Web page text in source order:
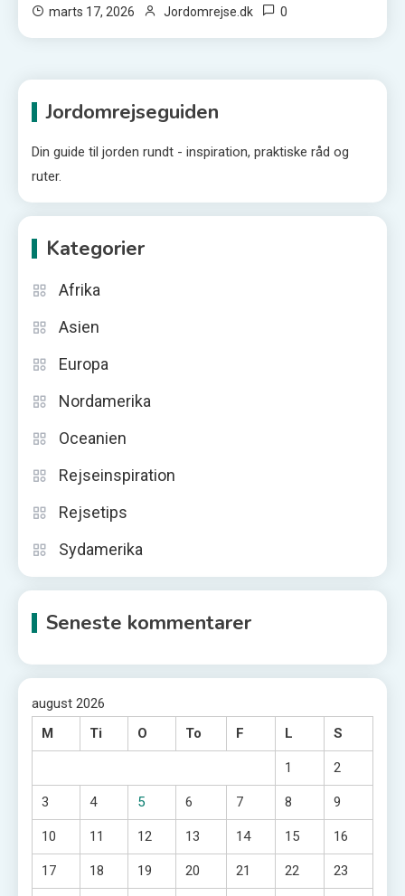
marts 17, 2026 Jordomrejse.dk 0
Jordomrejseguiden
Din guide til jorden rundt - inspiration, praktiske råd og
ruter.
Kategorier
Afrika
Asien
Europa
Nordamerika
Oceanien
Rejseinspiration
Rejsetips
Sydamerika
Seneste kommentarer
august 2026
M
Ti O To F L S
1 2
3 4 5 6 7 8 9
10 11 12 13 14 15 16
17 18 19 20 21 22 23